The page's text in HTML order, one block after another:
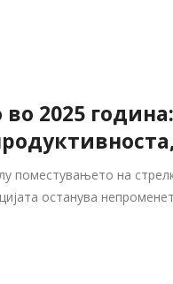
2025
поместувањето на
останува